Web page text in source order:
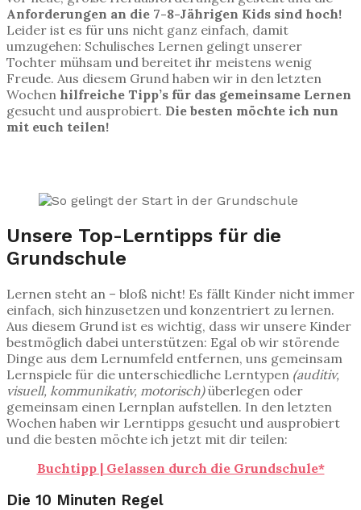
Anforderungen an die 7-8-Jährigen Kids sind hoch!
Leider ist es für uns nicht ganz einfach, damit
umzugehen: Schulisches Lernen gelingt unserer
Tochter mühsam und bereitet ihr meistens wenig
Freude. Aus diesem Grund haben wir in den letzten
Wochen hilfreiche Tipp’s für das gemeinsame Lernen
gesucht und ausprobiert. Die besten möchte ich nun
mit euch teilen!
Unsere Top-Lerntipps für die
Grundschule
Lernen steht an – bloß nicht! Es fällt Kinder nicht immer
einfach, sich hinzusetzen und konzentriert zu lernen.
Aus diesem Grund ist es wichtig, dass wir unsere Kinder
bestmöglich dabei unterstützen: Egal ob wir störende
Dinge aus dem Lernumfeld entfernen, uns gemeinsam
Lernspiele für die unterschiedliche Lerntypen (auditiv,
visuell, kommunikativ, motorisch)überlegen oder
gemeinsam einen Lernplan aufstellen. In den letzten
Wochen haben wir Lerntipps gesucht und ausprobiert
und die besten möchte ich jetzt mit dir teilen:
Buchtipp | Gelassen durch die Grundschule*
Die 10 Minuten Regel